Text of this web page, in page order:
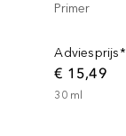
Primer
Adviesprijs*
€ 15,49
30 ml